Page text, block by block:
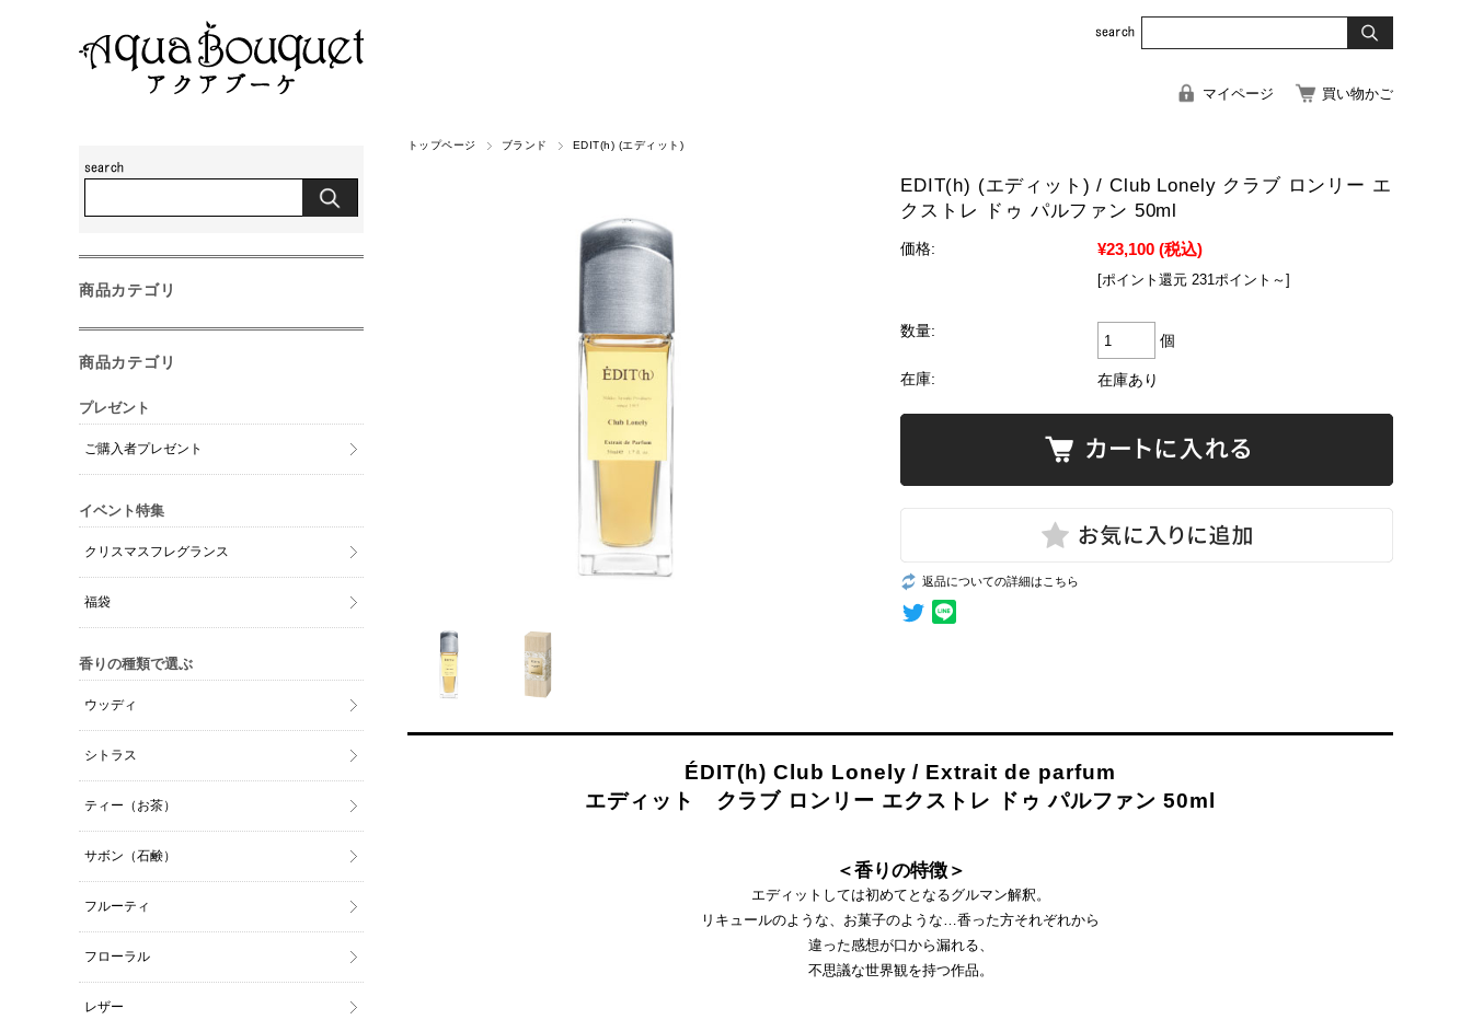
マイページ 買い物かご
トップページ ブランド EDIT(h) (エディット)
EDIT(h) (エディット) / Club Lonely クラブ ロンリー エ
クストレ ドゥ パルファン 50ml
価格: ¥23,100 (税込)
[ポイント還元 231ポイント～]
数量:
個
在庫: 在庫あり
返品についての詳細はこちら
ÉDIT(h) Club Lonely / Extrait de parfum
エディット クラブ ロンリー エクストレ ドゥ パルファン 50ml
＜香りの特徴＞
エディットしては初めてとなるグルマン解釈。
リキュールのような、お菓子のような…香った方それぞれから
違った感想が口から漏れる、
不思議な世界観を持つ作品。
商品カテゴリ
商品カテゴリ
プレゼント
ご購入者プレゼント
イベント特集
クリスマスフレグランス
福袋
香りの種類で選ぶ
ウッディ
シトラス
ティー（お茶）
サボン（石鹸）
フルーティ
フローラル
レザー